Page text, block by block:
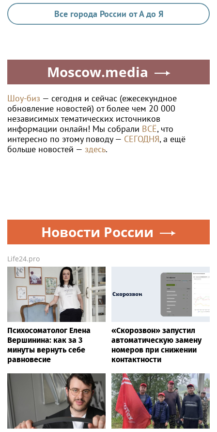
Все города России от А до Я
Moscow.media
Шоу-биз — сегодня и сейчас (ежесекундное
обновление новостей) от более чем 20 000
независимых тематических источников
информации онлайн! Мы собрали ВСЁ, что
интересно по этому поводу — СЕГОДНЯ, а ещё
больше новостей — здесь.
Новости России
Life24.pro
Психосоматолог Елена
Вершинина: как за 3
минуты вернуть себе
равновесие
«Скорозвон» запустил
автоматическую замену
номеров при снижении
контактности